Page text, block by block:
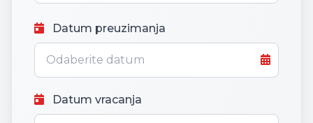
Datum preuzimanja
Datum vracanja